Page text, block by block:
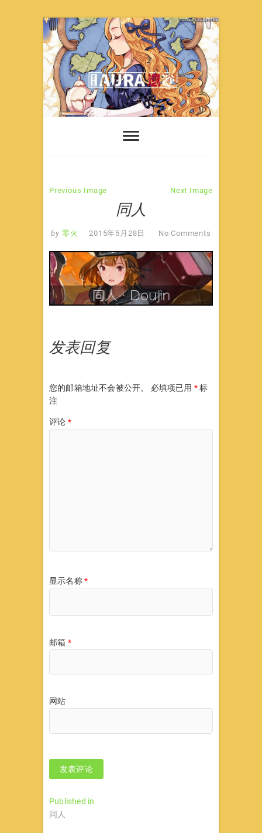
Skip
to
content
Previous Image Next Image
同人
by 零火 2015年5月28日 No Comments
发表回复
您的邮箱地址不会被公开。 必填项已用 *标
注
评论 *
显示名称*
邮箱 *
网站
文
章
Published in
同人